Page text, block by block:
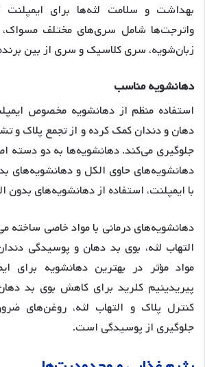
بهداشت و سلامت لثه‌ها برای
واترجت‌ها شامل سری‌های مختلف مسواک،
زبان‌شویه، سری کلاسیک و سری از بین
دهانشویهمناسب
استفاده منظم از دهانشویه مخصوص
دهان و دندان کمک کرده و از تجمع پلاک و
جلوگیری می‌کند. دهانشویه‌ها به دو دسته
دهانشویه‌های حاوی الکل و دهانشویه‌های
با ایمپلنت، استفاده از دهانشویه‌های
دهانشویه‌های درمانی با مواد خاصی ساخته
التهاب لثه، بوی بد دهان و پوسیدگی
مواد مؤثر در بهترین دهانشویه برای
پیریدینیم کلرید برای کاهش بوی بد
کنترل پلاک و التهاب لثه، روغن‌های
جلوگیری از پوسیدگی است.